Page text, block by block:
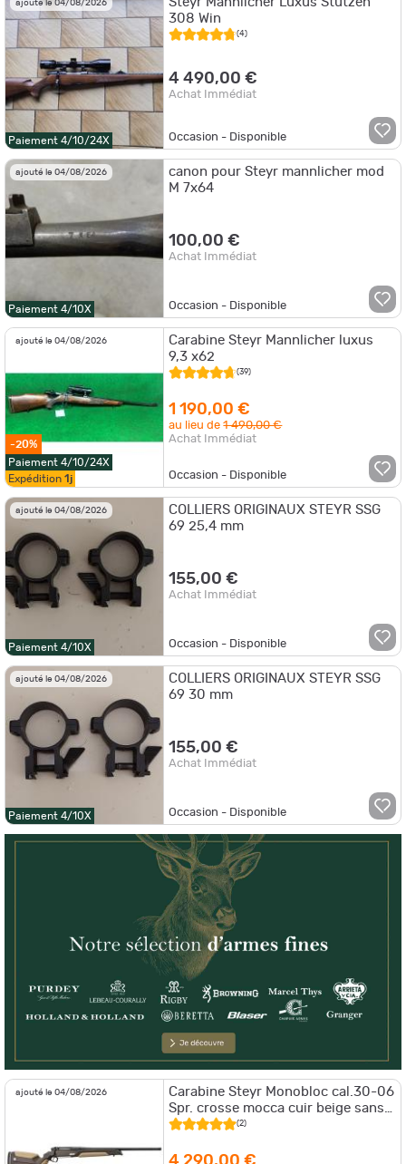
ajouté le 04/08/2026
Paiement 4/10/24X
308 Win
(4)
4 490,00 €
Achat Immédiat
Occasion - Disponible
ajouté le 04/08/2026
Paiement 4/10X
canon pour Steyr mannlicher mod
M 7x64
100,00 €
Achat Immédiat
Occasion - Disponible
ajouté le 04/08/2026
-20%
Paiement 4/10/24X
Expédition 1j
Carabine Steyr Mannlicher luxus
9,3 x62
(39)
1 190,00 €
au lieu de1 490,00 €
Achat Immédiat
Occasion - Disponible
ajouté le 04/08/2026
Paiement 4/10X
COLLIERS ORIGINAUX STEYR SSG
69 25,4 mm
155,00 €
Achat Immédiat
Occasion - Disponible
ajouté le 04/08/2026
Paiement 4/10X
COLLIERS ORIGINAUX STEYR SSG
69 30 mm
155,00 €
Achat Immédiat
Occasion - Disponible
ajouté le 04/08/2026
Carabine Steyr Monobloc cal.30-06
Spr. crosse mocca cuir beige sans
organe canon 56cm fileté
(2)